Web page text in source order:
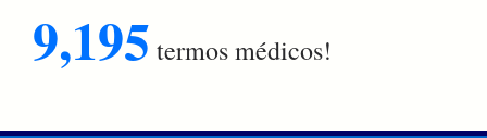
9,195 termos médicos!